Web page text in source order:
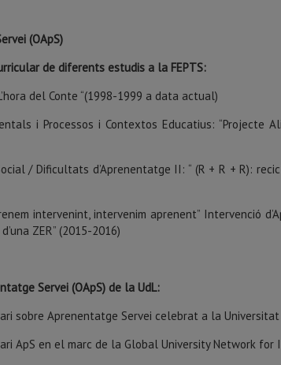
(OApS)
de diferents estudis a la FEPTS:
del Conte “(1998-1999 a data actual)
i Processos i Contextos Educatius: “Projecte
/ Dificultats d’Aprenentatge II: “ (R + R + R):
intervenint, intervenim aprenent” Intervenció
ZER” (2015-2016)
Servei (OApS) de la UdL:
sobre Aprenentatge Servei celebrat a la
ApS en el marc de la Global University Network for